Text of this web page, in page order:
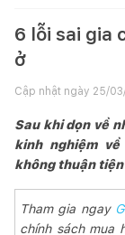
6 lỗi sai gia
ở
Cập nhật ngày 25/
Sau khi dọn về
kinh nghiệm
không thuận
Tham gia ngay
chính sách mua